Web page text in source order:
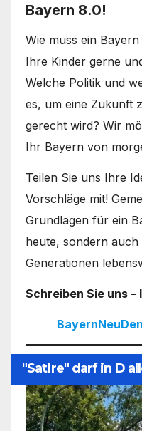
Bayern 8.0!
Wie muss ein
Ihre Kinder gerne
Welche Politik und
es, um eine Zukunft
gerecht wird? Wir
Ihr Bayern von
Teilen Sie uns Ihre
Vorschläge mit!
Grundlagen für ein
heute, sondern
Generationen
Schreiben Sie uns
"Satire" darf in D